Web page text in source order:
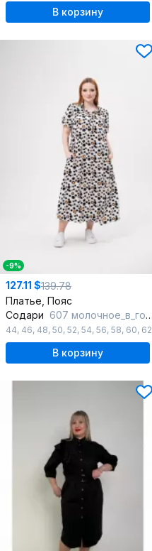
В корзину
-9%
127.11 $139.78
Платье, Пояс
Содари 607 молочное_в_горошек
44, 46, 48, 50, 52, 54, 56, 58, 60, 62
В корзину